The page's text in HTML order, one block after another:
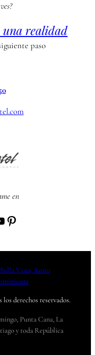
una realidad
paso
en
Pinterest
Vista, Santo
derechos reservados.
Punta Cana, La
y toda República